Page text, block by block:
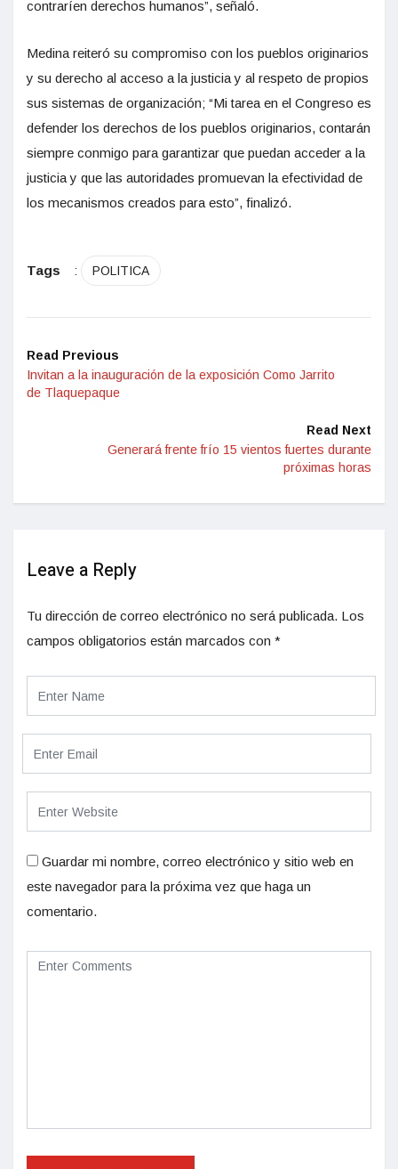
contraríen derechos humanos”, señaló.
Medina reiteró su compromiso con los pueblos originarios
y su derecho al acceso a la justicia y al respeto de propios
sus sistemas de organización; “Mi tarea en el Congreso es
defender los derechos de los pueblos originarios, contarán
siempre conmigo para garantizar que puedan acceder a la
justicia y que las autoridades promuevan la efectividad de
los mecanismos creados para esto”, finalizó.
Tags : POLITICA
Read Previous
Invitan a la inauguración de la exposición Como Jarrito
de Tlaquepaque
Read Next
Generará frente frío 15 vientos fuertes durante
próximas horas
Leave a Reply
Tu dirección de correo electrónico no será publicada. Los
campos obligatorios están marcados con *
Guardar mi nombre, correo electrónico y sitio web en
este navegador para la próxima vez que haga un
comentario.